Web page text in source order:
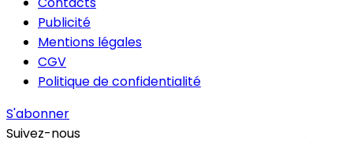
Publicité
Mentions légales
CGV
Politique de confidentialité
S'abonner
Suivez-nous